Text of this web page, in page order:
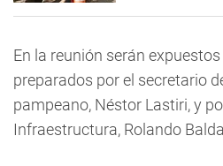
En la reunión serán
preparados por el secretario
pampeano, Néstor Lastiri, y
Infraestructura, Rolando